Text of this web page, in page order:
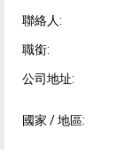
聯絡人:
職銜:
公司地址:
國家 / 地區: